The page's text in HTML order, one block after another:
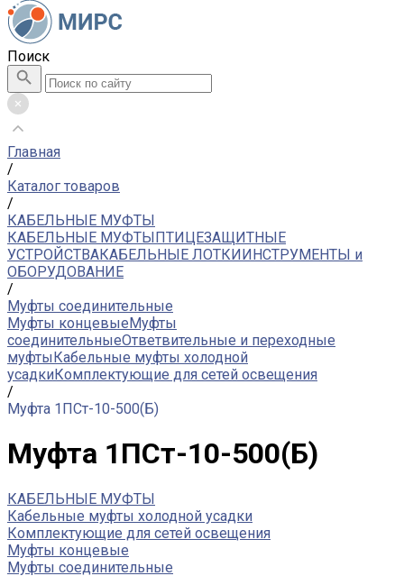
Поиск
Главная
/
Каталог товаров
/
КАБЕЛЬНЫЕ МУФТЫ
КАБЕЛЬНЫЕ МУФТЫПТИЦЕЗАЩИТНЫЕ
УСТРОЙСТВАКАБЕЛЬНЫЕ ЛОТКИИНСТРУМЕНТЫ и
ОБОРУДОВАНИЕ
/
Муфты соединительные
Муфты концевыеМуфты
соединительныеОтветвительные и переходные
муфтыКабельные муфты холодной
усадкиКомплектующие для сетей освещения
/
Муфта 1ПСт-10-500(Б)
Муфта 1ПСт-10-500(Б)
КАБЕЛЬНЫЕ МУФТЫ
Кабельные муфты холодной усадки
Комплектующие для сетей освещения
Муфты концевые
Муфты соединительные